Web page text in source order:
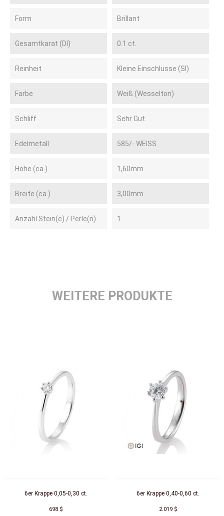
Form Brillant
Gesamtkarat (DI) 0.1 ct.
Reinheit Kleine Einschlüsse (SI)
Farbe Weiß (Wesselton)
Schliff Sehr Gut
Edelmetall 585/- WEISS
Höhe (ca.) 1,60mm
Breite (ca.) 3,00mm
Anzahl Stein(e) / Perle(n) 1
WEITERE PRODUKTE
6er Krappe 0,05-0,30 ct.
698 $
6er Krappe 0,40-0,60 ct.
2.019 $